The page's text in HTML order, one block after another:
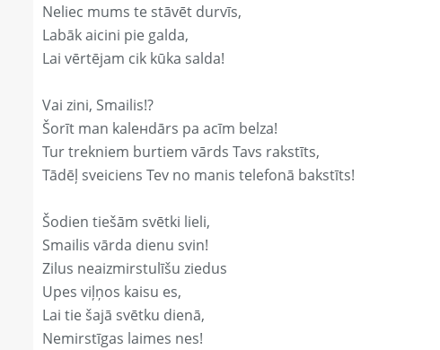
Neliec mums te stāvēt durvīs,
Labāk aicini pie galda,
Lai vērtējam cik kūka salda!
Vai zini, Smailis!?
Šorīt man kaleнdārs pa acīm belza!
Tur trekniem burtiem vārds Tavs rakstīts,
Tādēļ sveiciens Tev no manis telefonā bakstīts!
Šodien tiešām svētki lieli,
Smailis vārda dienu svin!
Zilus neaizmirstulīšu ziedus
Upes viļņos kaisu es,
Lai tie šajā svētku dienā,
Nemirstīgas laimes nes!